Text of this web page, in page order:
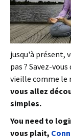
jusqu'à présent,
pas ? Savez-
vieille comme le
vous allez
simples.
You need to
vous plait,